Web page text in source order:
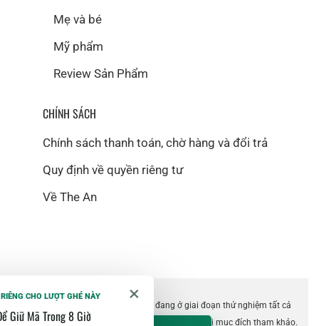
Mẹ và bé
Mỹ phẩm
Review Sản Phẩm
CHÍNH SÁCH
Chính sách thanh toán, chờ hàng và đổi trả
Quy định về quyền riêng tư
Về The An
©2018 The An. Website hiện vẫn đang ở giai đoạn thử nghiệm tất cả
các tính năng. Thông tin trên website chỉ dùng với mục đích tham khảo.
×
CHO LƯỢT GHÉ NÀY
Giữ Mã Trong 8 Giờ